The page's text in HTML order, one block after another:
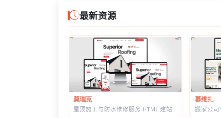
最新资源
莫瑞克
慕维扎